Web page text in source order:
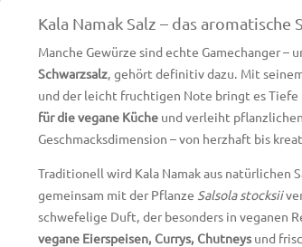
Kala Namak Salz – das aromatische
Manche Gewürze sind echte Gamechanger –
Schwarzsalz , gehört definitiv dazu. Mit
und der leicht fruchtigen Note bringt es Tiefe
für die vegane Küche und verleiht
Geschmacksdimension – von herzhaft bis
Traditionell wird Kala Namak aus natürlichen
gemeinsam mit der Pflanze Salsola stocksii
schwefelige Duft, der besonders in veganen
vegane Eierspeisen, Currys, Chutneysund